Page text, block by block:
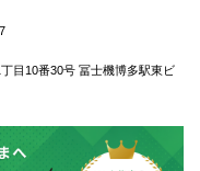
⽬10番30号 冨士機博多駅東ビ